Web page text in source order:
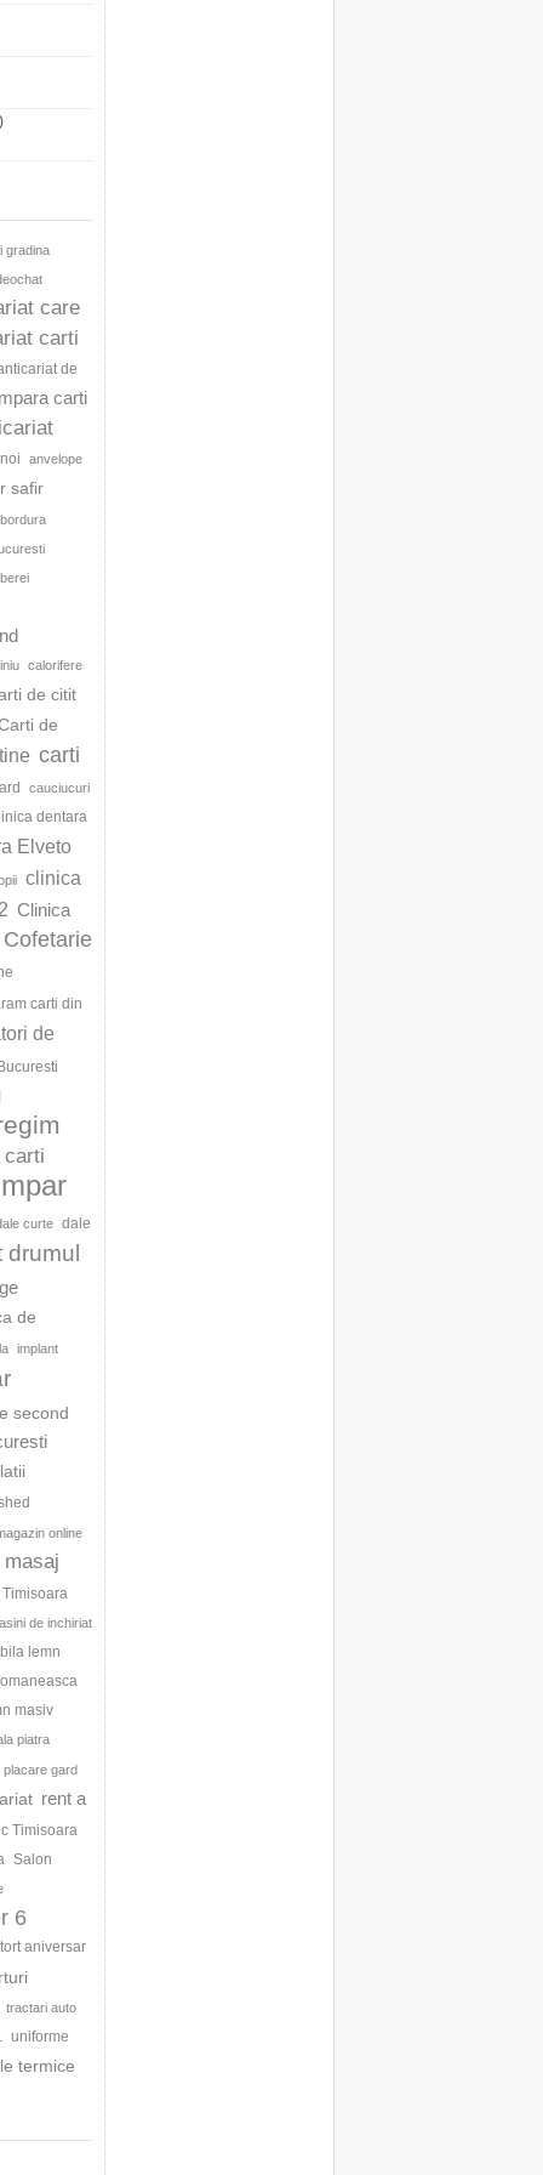
gradina
care
carti
de
carti
anvelope
safir
bordura
calorifere
de citit
de
carti
cauciucuri
dentara
Elveto
clinica
Clinica
Cofetarie
carti din
de
carti
curte dale
drumul
de
implant
second
online
masaj
de inchiriat
lemn
masiv
piatra
placare gard
rent a
Timisoara
Salon
6
tort aniversar
tractari auto
uniforme
termice